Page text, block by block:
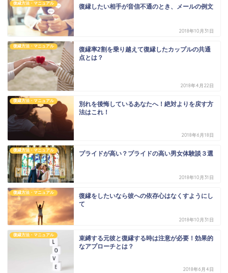
復縁方法・マニュアル 復縁したい相手が音信不通のとき、メールの例文
2018年10月31日
復縁方法・マニュアル
復縁率2割を乗り越えて復縁したカップルの共通
点とは？
2018年4月22日
復縁方法・マニュアル
別れを後悔しているあなたへ！絶対よりを戻す方
法はこれ！
2018年6月18日
復縁方法・マニュアル プライドが高い？プライドの高い男女体験談３選
2018年10月31日
復縁方法・マニュアル
復縁をしたいなら彼への依存心はなくすようにし
て
2018年10月31日
復縁方法・マニュアル
束縛する元彼と復縁する時は注意が必要！効果的
なアプローチとは？
2018年6月4日